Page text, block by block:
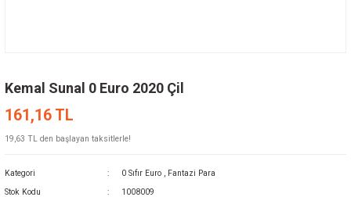
Kemal Sunal 0 Euro 2020 Çil
161,16 TL
19,63 TL den başlayan taksitlerle!
Kategori 0 Sıfır Euro Fantazi Para
Stok Kodu 1008009